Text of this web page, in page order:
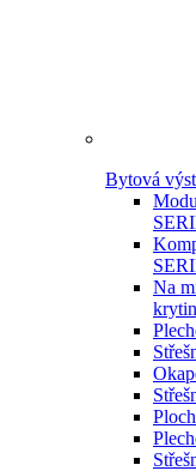
Bytová
Na